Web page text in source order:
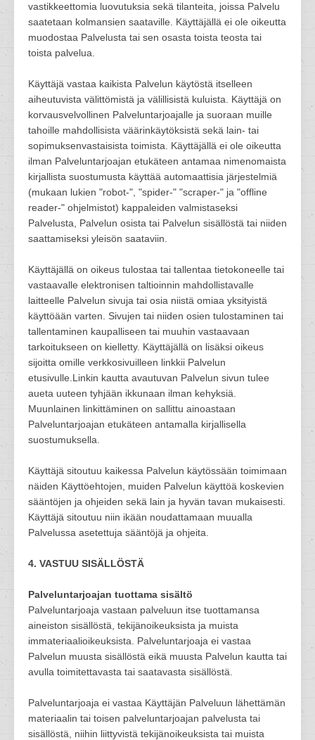
vastikkeettomia luovutuksia sekä tilanteita, joissa Palvelu
saatetaan kolmansien saataville. Käyttäjällä ei ole oikeutta
muodostaa Palvelusta tai sen osasta toista teosta tai
toista palvelua.
Käyttäjä vastaa kaikista Palvelun käytöstä itselleen
aiheutuvista välittömistä ja välillisistä kuluista. Käyttäjä on
korvausvelvollinen Palveluntarjoajalle ja suoraan muille
tahoille mahdollisista väärinkäytöksistä sekä lain- tai
sopimuksenvastaisista toimista. Käyttäjällä ei ole oikeutta
ilman Palveluntarjoajan etukäteen antamaa nimenomaista
kirjallista suostumusta käyttää automaattisia järjestelmiä
(mukaan lukien "robot-", "spider-" "scraper-" ja "offline
reader-" ohjelmistot) kappaleiden valmistaseksi
Palvelusta, Palvelun osista tai Palvelun sisällöstä tai niiden
saattamiseksi yleisön saataviin.
Käyttäjällä on oikeus tulostaa tai tallentaa tietokoneelle tai
vastaavalle elektronisen taltioinnin mahdollistavalle
laitteelle Palvelun sivuja tai osia niistä omiaa yksityistä
käyttöään varten. Sivujen tai niiden osien tulostaminen tai
tallentaminen kaupalliseen tai muuhin vastaavaan
tarkoitukseen on kielletty. Käyttäjällä on lisäksi oikeus
sijoitta omille verkkosivuilleen linkkii Palvelun
etusivulle.Linkin kautta avautuvan Palvelun sivun tulee
aueta uuteen tyhjään ikkunaan ilman kehyksiä.
Muunlainen linkittäminen on sallittu ainoastaan
Palveluntarjoajan etukäteen antamalla kirjallisella
suostumuksella.
Käyttäjä sitoutuu kaikessa Palvelun käytössään toimimaan
näiden Käyttöehtojen, muiden Palvelun käyttöä koskevien
sääntöjen ja ohjeiden sekä lain ja hyvän tavan mukaisesti.
Käyttäjä sitoutuu niin ikään noudattamaan muualla
Palvelussa asetettuja sääntöjä ja ohjeita.
4. VASTUU SISÄLLÖSTÄ
Palveluntarjoajan tuottama sisältö
Palveluntarjoaja vastaan palveluun itse tuottamansa
aineiston sisällöstä, tekijänoikeuksista ja muista
immateriaalioikeuksista. Palveluntarjoaja ei vastaa
Palvelun muusta sisällöstä eikä muusta Palvelun kautta tai
avulla toimitettavasta tai saatavasta sisällöstä.
Palveluntarjoaja ei vastaa Käyttäjän Palveluun lähettämän
materiaalin tai toisen palveluntarjoajan palvelusta tai
sisällöstä, niihin liittyvistä tekijänoikeuksista tai muista